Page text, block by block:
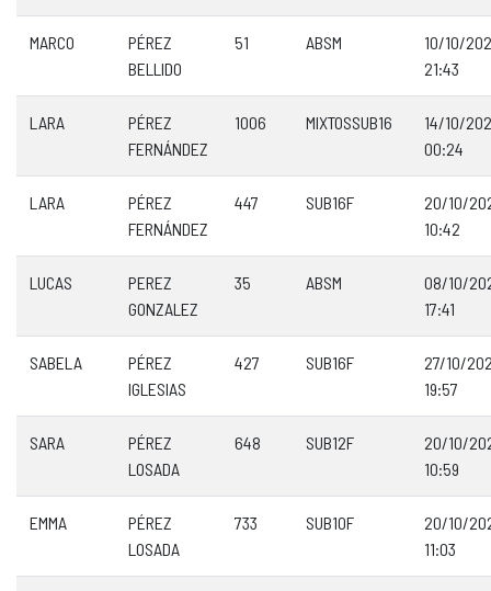
MARCO
PÉREZ
BELLIDO
51 ABSM
10/10/
21:43
LARA
PÉREZ
FERNÁNDEZ
1006 MIXTOSSUB16
14/10/
00:24
LARA
PÉREZ
FERNÁNDEZ
447 SUB16F
20/10/
10:42
LUCAS
PEREZ
GONZALEZ
35 ABSM
08/10/
17:41
SABELA
PÉREZ
IGLESIAS
427 SUB16F
27/10/
19:57
SARA
PÉREZ
LOSADA
648 SUB12F
20/10/
10:59
EMMA
PÉREZ
LOSADA
733 SUB10F
20/10/
11:03